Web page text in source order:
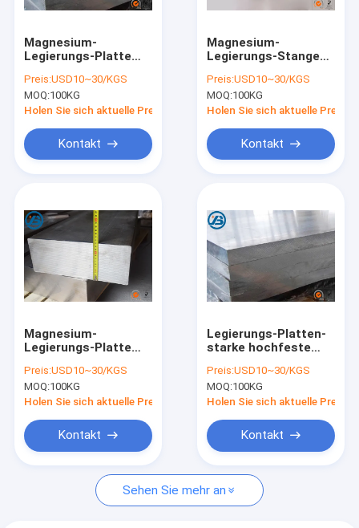
Produkte
Über uns
Fabrik-Ausflug
Nachrichten
Fordern Sie ein Zitat
Magnesium-Legierungs-Blatt
Magnesium-
Legierungs-Platte
ZK60 AM80 für
Aerospace, Flugzeug,
Marine
Preis:USD10~30/KGS
MOQ:100KG
Holen Sie sich aktuelle Preis
Kontakt
Magnesium-
Legierungs-Stange
Φ3-160*3000
Diecasted AZ31B
Preis:USD10~30/KGS
MOQ:100KG
Holen Sie sich aktuelle Preis
Kontakt
Magnesium-
Legierungs-Platte
Magnesium-
Legierungs-Platten-
Korrosionsbeständigkeits-
Preis:USD10~30/KGS
MOQ:100KG
Holen Sie sich aktuelle Preis
Kontakt
Legierungs-Platten-
starke hochfeste
Platte des
Magnesium-AZ31B-
H24
Preis:USD10~30/KGS
MOQ:100KG
Holen Sie sich aktuelle Preis
Kontakt
Sehen Sie mehr an